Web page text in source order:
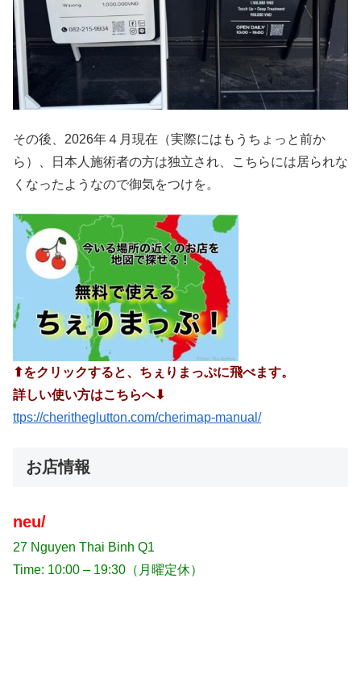
その後、2026年４月現在（実際にはもうちょっと前か
ら）、日本人施術者の方は独立され、こちらには居られな
くなったようなので御気をつけを。
⬆︎をクリックすると、ちぇりまっぷに飛べます。
詳しい使い方はこちらへ⬇︎
ttps://cheritheglutton.com/cherimap-manual/
お店情報
neu/
27 Nguyen Thai Binh Q1
Time: 10:00 – 19:30（月曜定休）